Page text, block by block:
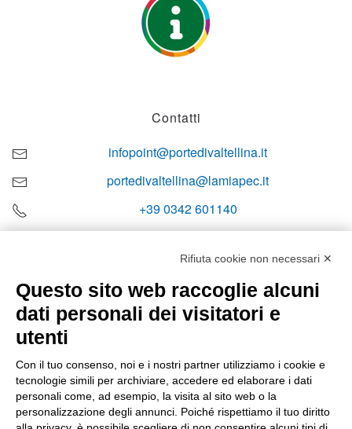
Contatti
infopoint@portedivaltellina.it
portedivaltellina@lamiapec.it
+39 0342 601140
Orari di apertura
Sabato
08:00 – 12:10
Rifiuta cookie non necessari ✕
Questo sito web raccoglie alcuni
dati personali dei visitatori e
utenti
Con il tuo consenso, noi e i nostri partner utilizziamo i cookie e
tecnologie simili per archiviare, accedere ed elaborare i dati
personali come, ad esempio, la visita al sito web o la
personalizzazione degli annunci. Poiché rispettiamo il tuo diritto